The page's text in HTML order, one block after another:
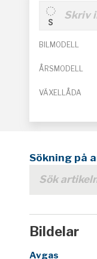
BILMODELL
ÅRSMODELL
VÄXELLÅDA
Sökning på
Bildelar
Avgas